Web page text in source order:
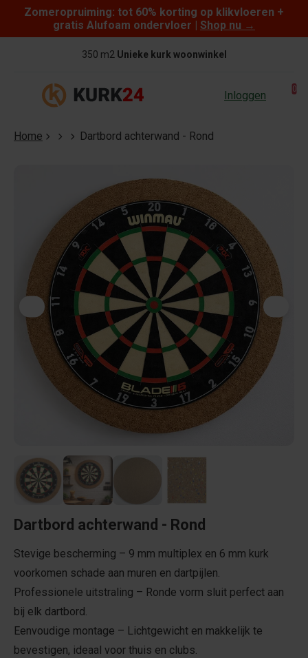
Skip to content
Zomeropruiming: tot 60% korting op klikvloeren +
gratis Alufoam ondervloer | Shop nu →
350 m2 Unieke kurk woonwinkel
Inloggen 0
Home Dartbord achterwand - Rond
Dartbord achterwand - Rond
Stevige bescherming – 9 mm multiplex en 6 mm kurk
voorkomen schade aan muren en dartpijlen.
Professionele uitstraling – Ronde vorm sluit perfect aan
bij elk dartbord.
Eenvoudige montage – Lichtgewicht en makkelijk te
bevestigen, ideaal voor thuis en clubs.